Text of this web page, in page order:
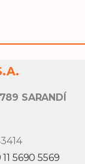
SARANDÍ
11 5690 5569